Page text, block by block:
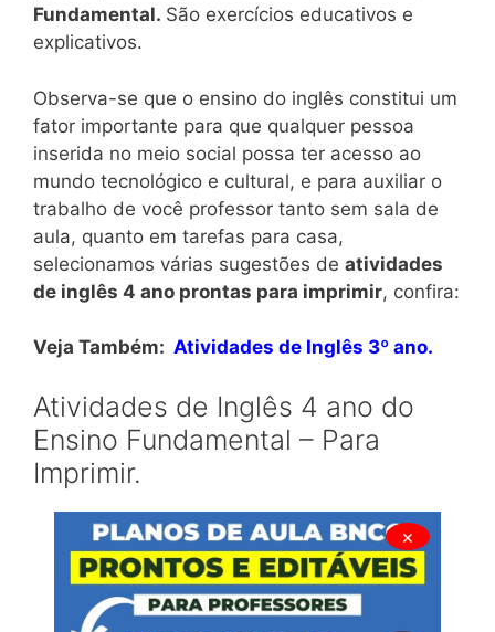
Fundamental. São exercícios educativos e
explicativos.
Observa-se que o ensino do inglês constitui um
fator importante para que qualquer pessoa
inserida no meio social possa ter acesso ao
mundo tecnológico e cultural, e para auxiliar o
trabalho de você professor tanto sem sala de
aula, quanto em tarefas para casa,
selecionamos várias sugestões de atividades
de inglês 4 ano prontas para imprimir, confira:
Veja Também: Atividades de Inglês 3º ano.
Atividades de Inglês 4 ano do
Ensino Fundamental – Para
Imprimir.
×